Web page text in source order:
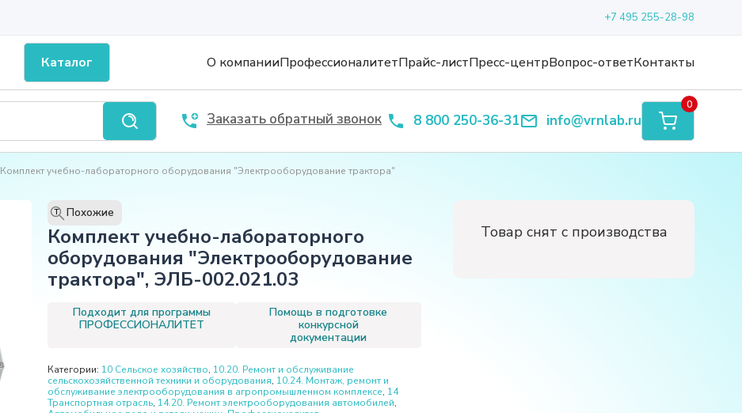
+7 495 255-28-98
Каталог О компанииПрофессионалитетПрайс-листПресс-центрВопрос-ответКонтакты
Заказать обратный звонок 8 800 250-36-31 info@vrnlab.ru
0
Комплект учебно-лабораторного оборудования "Электрооборудование трактора"
T Похожие
Комплект учебно-лабораторного
оборудования "Электрооборудование
трактора", ЭЛБ-002.021.03
Подходит для программы
ПРОФЕССИОНАЛИТЕТ
Помощь в подготовке
конкурсной
документации
Категории: 10 Сельское хозяйство, 10.20. Ремонт и обслуживание
сельскохозяйственной техники и оборудования, 10.24. Монтаж, ремонт и
обслуживание электрооборудования в агропромышленном комплексе, 14
Транспортная отрасль, 14.20. Ремонт электрооборудования автомобилей,
Товар снят с производства